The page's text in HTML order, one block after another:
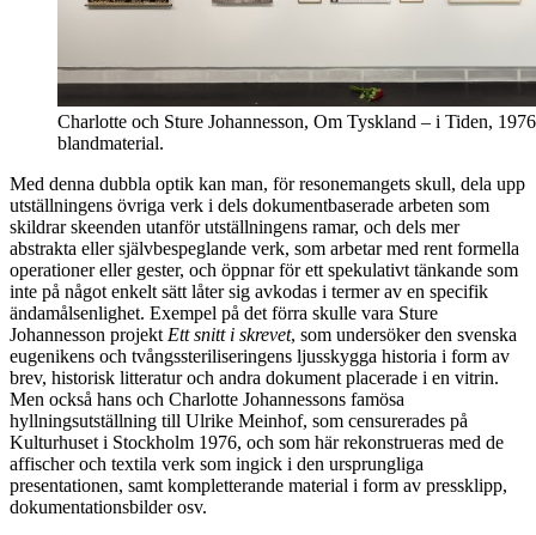
Charlotte och Sture Johannesson, Om Tyskland – i Tiden,
blandmaterial.
Med denna dubbla optik kan man, för resonemangets skull, dela upp
utställningens övriga verk i dels dokumentbaserade arbeten som
skildrar skeenden utanför utställningens ramar, och dels mer
abstrakta eller självbespeglande verk, som arbetar med rent formella
operationer eller gester, och öppnar för ett spekulativt tänkande som
inte på något enkelt sätt låter sig avkodas i termer av en specifik
ändamålsenlighet. Exempel på det förra skulle vara Sture
Johannesson projekt Ett snitt i skrevet, som undersöker den svenska
eugenikens och tvångssteriliseringens ljusskygga historia i form av
brev, historisk litteratur och andra dokument placerade i en vitrin.
Men också hans och Charlotte Johannessons famösa
hyllningsutställning till Ulrike Meinhof, som censurerades på
Kulturhuset i Stockholm 1976, och som här rekonstrueras med de
affischer och textila verk som ingick i den ursprungliga
presentationen, samt kompletterande material i form av pressklipp,
dokumentationsbilder osv.